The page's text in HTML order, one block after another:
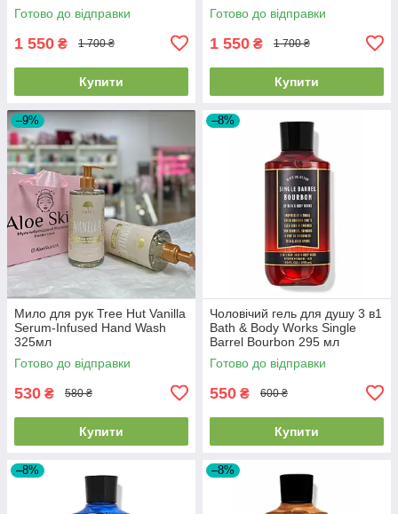
Готово до відправки
1 550 ₴ 1 700 ₴
Купити
Готово до відправки
1 550 ₴ 1 700 ₴
Купити
–9%
Мило для рук Tree Hut Vanilla
Serum-Infused Hand Wash
325мл
Готово до відправки
530 ₴ 580 ₴
Купити
–8%
Чоловічий гель для душу 3 в1
Bath & Body Works Single
Barrel Bourbon 295 мл
Готово до відправки
550 ₴ 600 ₴
Купити
–8% –8%